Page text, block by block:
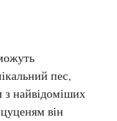
пес,
з найвідоміших
він